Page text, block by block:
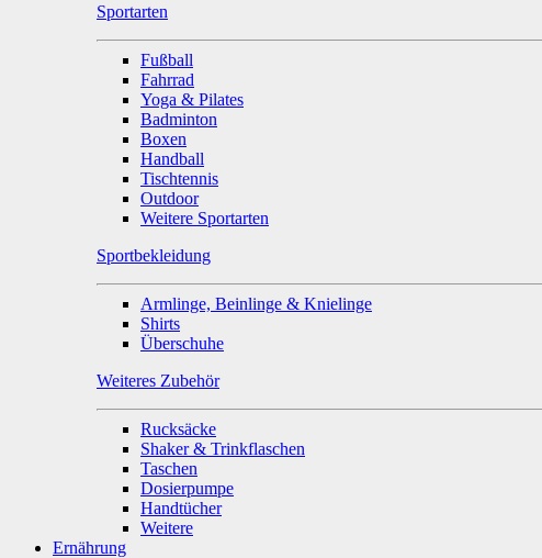
Sportarten
Fußball
Fahrrad
Yoga & Pilates
Badminton
Boxen
Handball
Tischtennis
Outdoor
Weitere Sportarten
Sportbekleidung
Armlinge, Beinlinge & Knielinge
Shirts
Überschuhe
Weiteres Zubehör
Rucksäcke
Shaker & Trinkflaschen
Taschen
Dosierpumpe
Handtücher
Weitere
Ernährung